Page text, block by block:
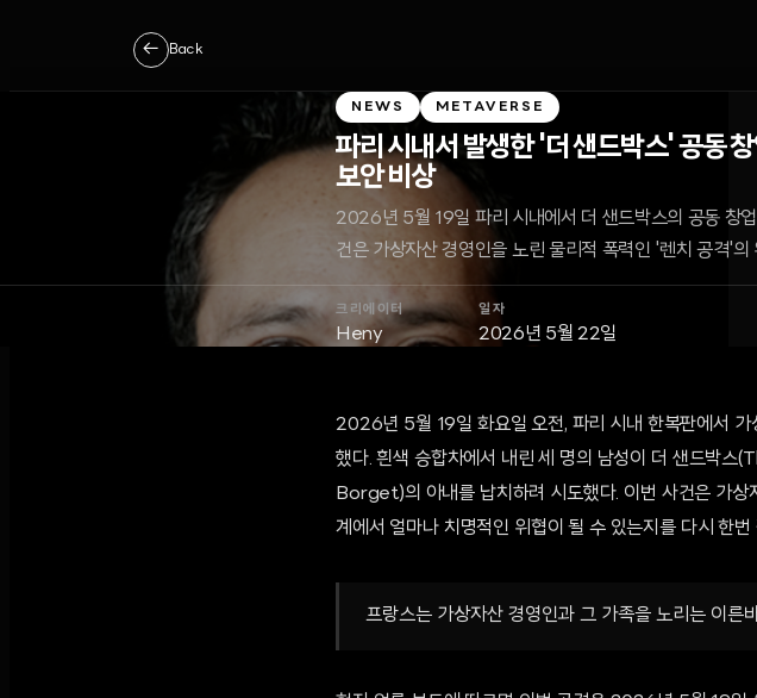
← Back
NEWS METAVERSE
파리 시내서 발생한 '더 샌드박스' 공동
보안 비상
2026년 5월 19일 파리 시내에서 더 샌드박스의 공동 창
건은 가상자산 경영인을 노린 물리적 폭력인 '렌치 공격'의
크리에이터
Heny
일자
2026년 5월 22일
2026년 5월 19일 화요일 오전, 파리 시내 한복판에서 가
했다. 흰색 승합차에서 내린 세 명의 남성이 더 샌드박
Borget)의 아내를 납치하려 시도했다. 이번 사건은 가
계에서 얼마나 치명적인 위협이 될 수 있는지를 다시 한번
프랑스는 가상자산 경영인과 그 가족을 노리는 이른